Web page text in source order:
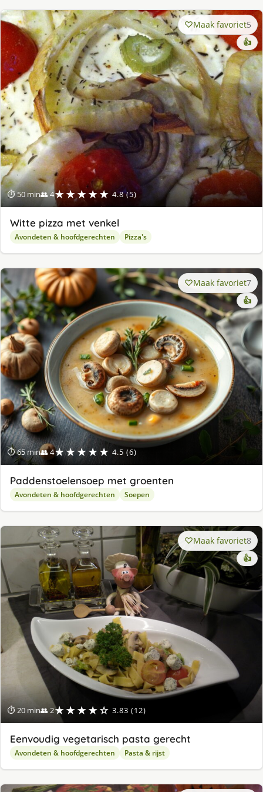
⏱ 50 min👥 4★★★★★ 4.8 (5)
Maak favoriet5
👍
Witte pizza met venkel
Avondeten & hoofdgerechten Pizza's
⏱ 65 min👥 4★★★★★ 4.5 (6)
Maak favoriet7
👍
Paddenstoelensoep met groenten
Avondeten & hoofdgerechten Soepen
⏱ 20 min👥 2★★★★☆ 3.83 (12)
Maak favoriet8
👍
Eenvoudig vegetarisch pasta gerecht
Avondeten & hoofdgerechten Pasta & rijst